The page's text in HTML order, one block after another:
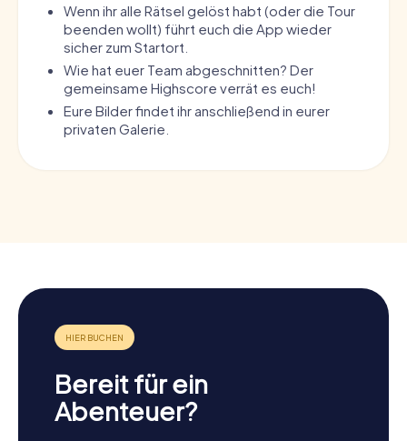
Wenn ihr alle Rätsel gelöst habt (oder die Tour
beenden wollt) führt euch die App wieder
sicher zum Startort.
Wie hat euer Team abgeschnitten? Der
gemeinsame Highscore verrät es euch!
Eure Bilder findet ihr anschließend in eurer
privaten Galerie.
Bereit für ein
Abenteuer?